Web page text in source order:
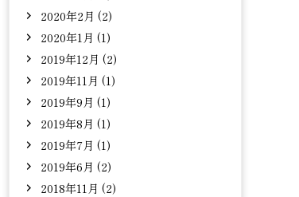
2020年2月 (2)
2020年1月 (1)
2019年12月 (2)
2019年11月 (1)
2019年9月 (1)
2019年8月 (1)
2019年7月 (1)
2019年6月 (2)
2018年11月 (2)